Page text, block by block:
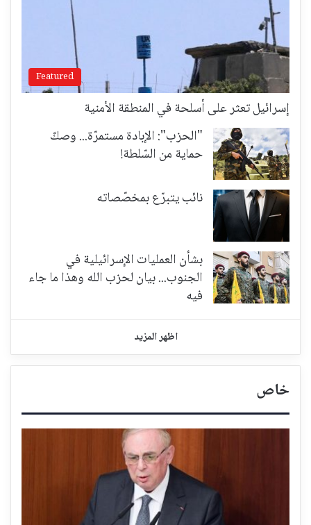
Featured
إسرائيل تعثر على أسلحة في المنطقة الأمنية
"الحزب": الإبادة مستمرّة... وصكّ
حماية من السّلطة!
نائب يتبرّع بمخصّصاته
بشأن العمليات الإسرائيلية في
الجنوب... بيان لحزب الله وهذا ما جاء
فيه
اظهر المزيد
خاص